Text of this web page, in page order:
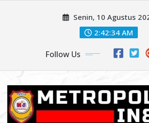
Senin, 10 Agustus
2:42:36 AM
Follow Us